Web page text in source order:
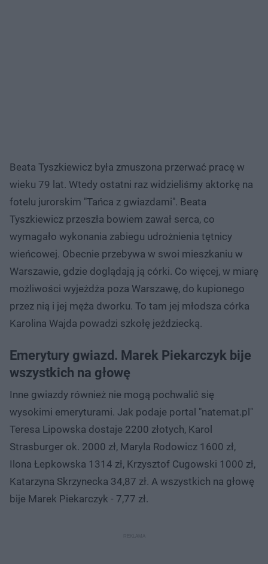
Beata Tyszkiewicz była zmuszona przerwać pracę w
wieku 79 lat. Wtedy ostatni raz widzieliśmy aktorkę na
fotelu jurorskim "Tańca z gwiazdami". Beata
Tyszkiewicz przeszła bowiem zawał serca, co
wymagało wykonania zabiegu udrożnienia tętnicy
wieńcowej. Obecnie przebywa w swoi mieszkaniu w
Warszawie, gdzie doglądają ją córki. Co więcej, w miarę
możliwości wyjeżdża poza Warszawę, do kupionego
przez nią i jej męża dworku. To tam jej młodsza córka
Karolina Wajda powadzi szkołę jeździecką.
Emerytury gwiazd. Marek Piekarczyk bije
wszystkich na głowę
Inne gwiazdy również nie mogą pochwalić się
wysokimi emeryturami. Jak podaje portal "natemat.pl"
Teresa Lipowska dostaje 2200 złotych, Karol
Strasburger ok. 2000 zł, Maryla Rodowicz 1600 zł,
Ilona Łepkowska 1314 zł, Krzysztof Cugowski 1000 zł,
Katarzyna Skrzynecka 34,87 zł. A wszystkich na głowę
bije Marek Piekarczyk - 7,77 zł.